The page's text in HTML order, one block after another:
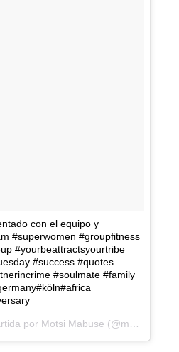
con el equipo y
#superwomen #groupfitness
#yourbeattractsyourtribe
#success #quotes
#soulmate #family
Una publicación compartida por Motsi Mabuse (@motsimabuse) el